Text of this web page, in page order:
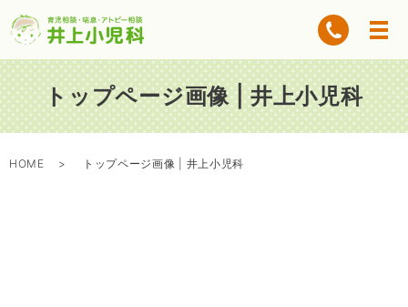
トップページ画像 | 井上小児科
HOME トップページ画像 | 井上小児科